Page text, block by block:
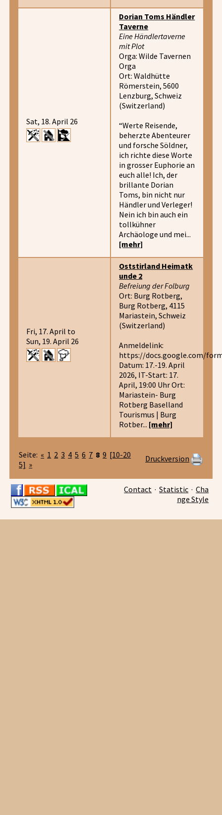
Sat, 18. April 26
Dorian Toms Händler
Taverne
Eine Händlertaverne
mit Plot
Orga: Wilde Tavernen
Orga
Ort: Waldhütte
Römerstein, 5600
Lenzburg, Schweiz
(Switzerland)
“Werte Reisende,
beherzte Abenteurer
und forsche Söldner,
ich richte diese Worte
in grosser Euphorie an
euch alle! Ich, der
brillante Dorian
Toms, bin nicht nur
Händler und Verleger!
Nein ich bin auch ein
tollkühner
Archäologe und mei...
[mehr]
Fri, 17. April to
Sun, 19. April 26
Oststirland Heimatk
unde 2
Befreiung der Folburg
Ort: Burg Rotberg,
Burg Rotberg, 4115
Mariastein, Schweiz
(Switzerland)
Anmeldelink:
https://docs.google.com/
Datum: 17.-19. April
2026, IT-Start: 17.
April, 19:00 Uhr Ort:
Mariastein- Burg
Rotberg Baselland
Tourismus | Burg
Rotber... [mehr]
Seite: « 1 2 3 4 5 6 7 89 [10-20
5] »
Druckversion
Contact ·Statistic ·Cha
nge Style